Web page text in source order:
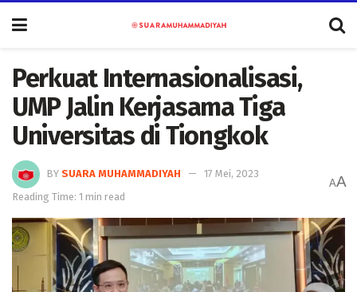
Perkuat Internasionalisasi,
UMP Jalin Kerjasama Tiga
Universitas di Tiongkok
BY SUARA MUHAMMADIYAH
17 Mei, 2023
Reading Time: 1 min read
AA